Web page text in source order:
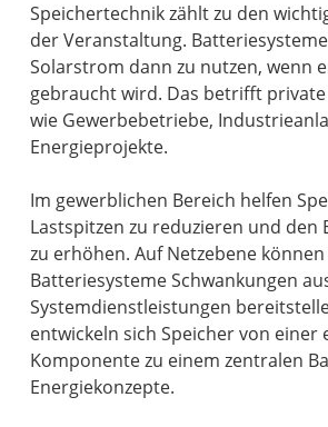
Speichertechnik zählt zu den
der Veranstaltung.
Solarstrom dann zu nutzen, wenn
gebraucht wird. Das betrifft
wie Gewerbebetriebe,
Energieprojekte.
Im gewerblichen Bereich helfen
Lastspitzen zu reduzieren und den
zu erhöhen. Auf Netzebene
Batteriesysteme Schwankungen
Systemdienstleistungen
entwickeln sich Speicher von einer
Komponente zu einem zentralen
Energiekonzepte.